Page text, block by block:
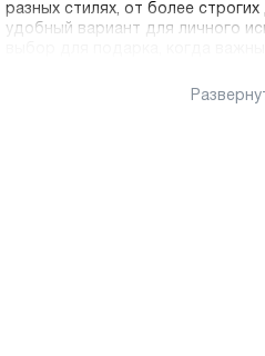
разных стилях, от более
удобный вариант для личного
интернет магазин Ralf Ringer,